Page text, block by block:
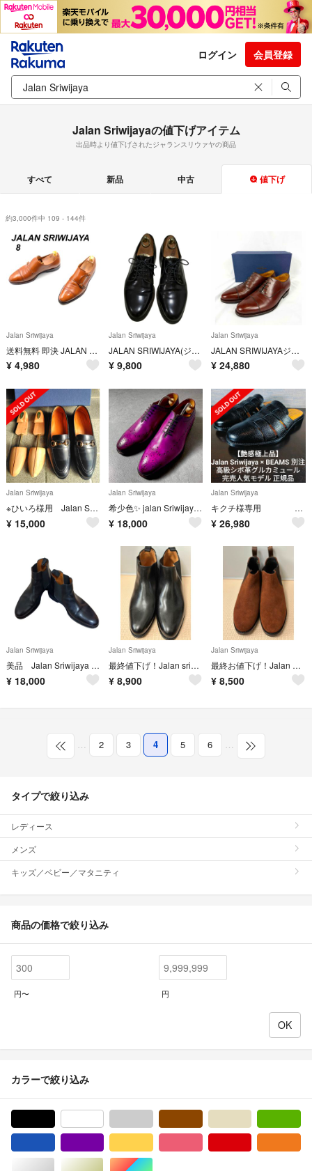
ログイン 会員登録
Jalan Sriwijayaの値下げアイテム
出品時より値下げされたジャランスリウァヤの商品
すべて 新品 中古 値下げ
約3,000件中 109 - 144件
Jalan Sriwijaya
送料無料 即決 JALAN SRIWIJAYA 8 98374 11120 メンズ レザーシューズ モンクストラップ 茶 革靴
¥ 4,980
Jalan Sriwijaya
JALAN SRIWIJAYA(ジャランスリウァヤ) UK7 ボルドー
¥ 9,800
Jalan Sriwijaya
JALAN SRIWIJAYAジャランスリワヤ98861ストレートチップブラウン
¥ 24,880
Jalan Sriwijaya
※ひいろ様用 Jalan Sriwijaya ビットローファー【限定商品】
¥ 15,000
Jalan Sriwijaya
希少色✨️ jalan Sriwijaya セミブローグ パティーヌ 革靴 紫
¥ 18,000
Jalan Sriwijaya
キクチ様専用 Jalan Sriwijaya
¥ 26,980
Jalan Sriwijaya
美品 Jalan Sriwijaya サイドゴアブーツ サイズ9
¥ 18,000
Jalan Sriwijaya
最終値下げ！Jalan sriwijaya サイドゴアブーツ
¥ 8,900
Jalan Sriwijaya
最終お値下げ！Jalan Sriwijaya サイドゴアブーツ
¥ 8,500
… 2 3 4 5 6 …
タイプで絞り込み
レディース
メンズ
キッズ／ベビー／マタニティ
商品の価格で絞り込み
円〜 円
カラーで絞り込み
シルバー/銀色系ゴールド/金色系マルチカラー